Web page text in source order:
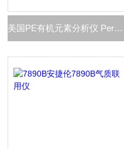
美国PE有机元素分析仪 PerkinElmer 2400